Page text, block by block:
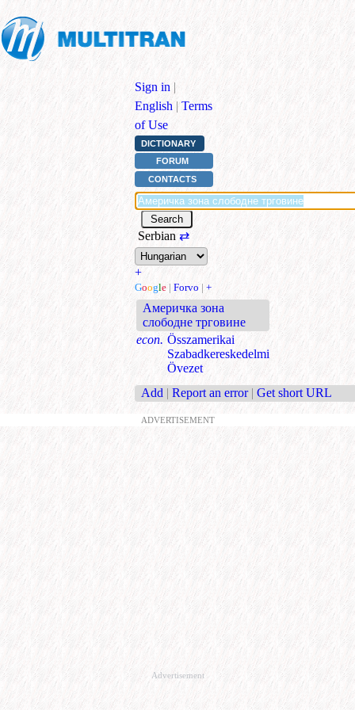
Sign in |
English | Terms
of Use
DICTIONARY
FORUM
CONTACTS
Serbian ⇄
+
Google | Forvo | +
Америчка зона
слободне трговине
econ. Összamerikai
Szabadkereskedelmi
Övezet
Add | Report an error | Get short URL
ADVERTISEMENT
Advertisement